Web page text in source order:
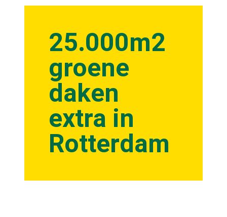
25.000m2
groene
daken
extra in
Rotterdam